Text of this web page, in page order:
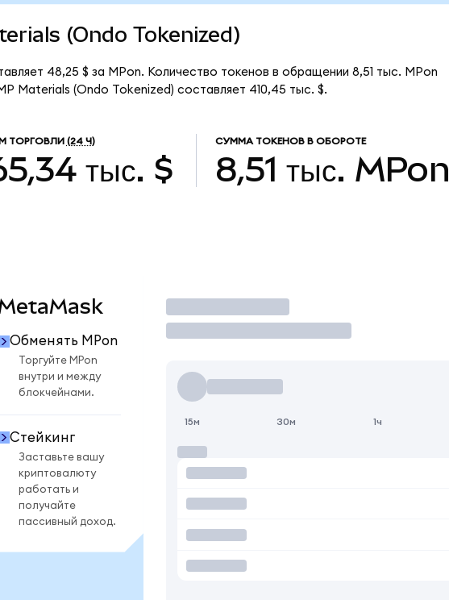
(Ondo Tokenized)
48,25 $ за MPon. Количество токенов в обращении 8,51 тыс. MPon
Materials (Ondo Tokenized) составляет 410,45 тыс. $.
ТОРГОВЛИ (24 Ч)
тыс. $
СУММА ТОКЕНОВ В ОБОРОТЕ
8,51 тыс. MPon
MetaMask
Обменять MPon
Торгуйте MPon
внутри и между
блокчейнами.
Стейкинг
Заставьте вашу
криптовалюту
работать и
получайте
пассивный доход.
Торговать
15м 30м 1ч